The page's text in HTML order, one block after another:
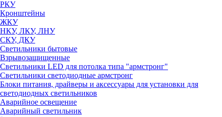
РКУ
Кронштейны
ЖКУ
НКУ, ЛКУ, ЛНУ
СКУ, ДКУ
Светильники бытовые
Взрывозащищенные
Светильники LED для потолка типа "армстронг"
Светильники светодиодные армстронг
Блоки питания, драйверы и аксессуары для установки для
светодиодных светильников
Аварийное освещение
Аварийный светильник